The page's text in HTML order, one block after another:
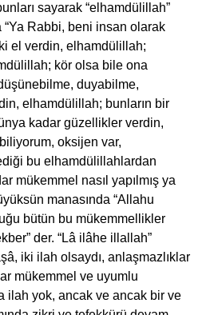
sayarak “elhamdülillah”
“Ya Rabbi, beni insan olarak
el verdin, elhamdülillah;
kör olsa bile ona
duyabilme,
elhamdülillah; bunların bir
kadar güzellikler verdin,
oksijen var,
bu elhamdülillahlardan
mükemmel nasıl yapılmış ya
manasında “Allahu
bütün bu mükemmellikler
der. “Lâ ilâhe illallah”
iki ilah olsaydı, anlaşmazlıklar
mükemmel ve uyumlu
ilah yok, ancak ve ancak bir ve